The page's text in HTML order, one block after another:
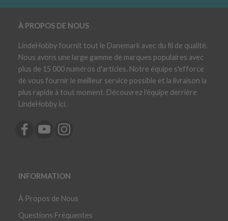
À PROPOS DE NOUS
LindeHobby fournit tout le Danemark avec du fil de qualité.
Nous avons une large gamme de marques populaires avec
plus de 15 000 numéros d'articles. Notre équipe s'efforce
de vous fournir le meilleur service possible et la livraison la
plus rapide à tout moment. Découvrez l'équipe derrière
LindeHobby ici.
INFORMATION
À Propos de Nous
Questions Fréquentes